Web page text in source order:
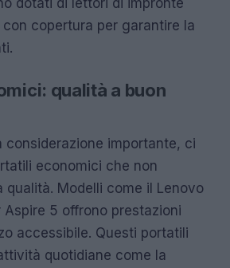
copertura per garantire la
qualità a buon
considerazione importante, ci
economici che non
qualità. Modelli come il Lenovo
Aspire 5 offrono prestazioni
accessibile. Questi portatili
quotidiane come la